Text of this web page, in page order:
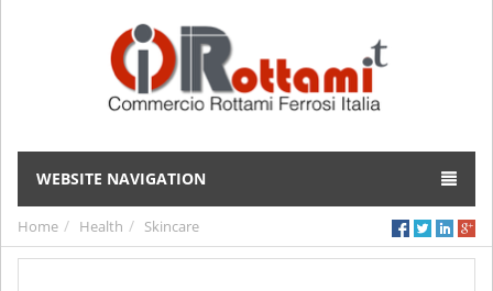
WEBSITE NAVIGATION
Home Health Skincare